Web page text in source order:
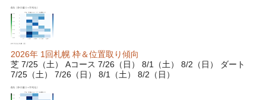
2026年 1回札幌 枠＆位置取り傾向
芝 7/25（土） Aコース 7/26（日） 8/1（土） 8/2（日） ダート
7/25（土） 7/26（日） 8/1（土） 8/2（日）